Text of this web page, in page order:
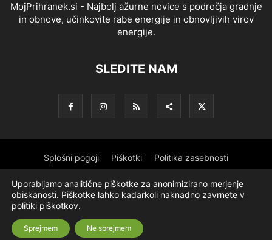
MojPrihranek.si - Najbolj ažurne novice s področja gradnje
in obnove, učinkovite rabe energije in obnovljivih virov
energije.
SLEDITE NAM
Splošni pogoji Piškotki Politika zasebnosti
Oglaševanje Partnerji Sofinanciranje Logotip
O podjetju
© Nevtron & Company, d. o. o.
Uporabljamo analitične piškotke za anonimizirano merjenje
obiskanosti. Piškotke lahko kadarkoli naknadno zavrnete v
politiki piškotkov.
Sprejmem Ne sprejmem